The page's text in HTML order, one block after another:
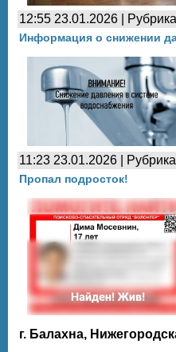
12:55 23.01.2026 |
Информация о снижении
11:23 23.01.2026 |
Пропал подросток!
г. Балахна,